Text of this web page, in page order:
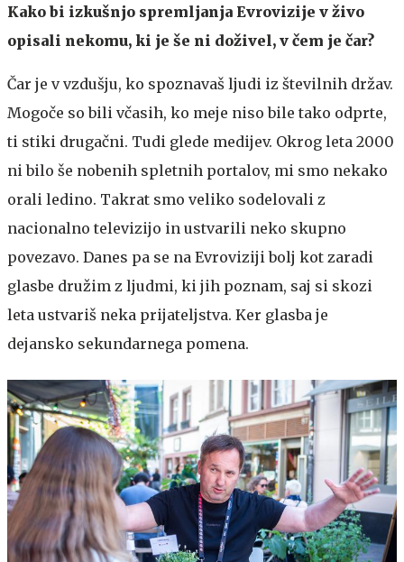
Kako bi izkušnjo spremljanja Evrovizije v živo
opisali nekomu, ki je še ni doživel, v čem je čar?
Čar je v vzdušju, ko spoznavaš ljudi iz številnih držav.
Mogoče so bili včasih, ko meje niso bile tako odprte,
ti stiki drugačni. Tudi glede medijev. Okrog leta 2000
ni bilo še nobenih spletnih portalov, mi smo nekako
orali ledino. Takrat smo veliko sodelovali z
nacionalno televizijo in ustvarili neko skupno
povezavo. Danes pa se na Evroviziji bolj kot zaradi
glasbe družim z ljudmi, ki jih poznam, saj si skozi
leta ustvariš neka prijateljstva. Ker glasba je
dejansko sekundarnega pomena.